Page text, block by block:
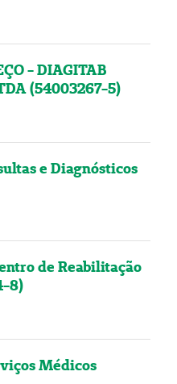
- DIAGITAB
(54003267-5)
e Diagnósticos
de Reabilitação
8)
Médicos